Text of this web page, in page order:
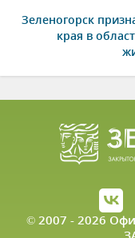
Зеленогорск
края в
© 2007 - 2026